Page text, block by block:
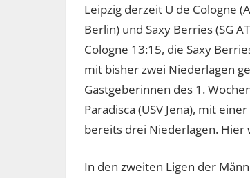
Leipzig derzeit U de Cologne
Berlin) und Saxy Berries (SG
Cologne 13:15, die Saxy
mit bisher zwei Niederlagen
Gastgeberinnen des 1.
Paradisca (USV Jena), mit
bereits drei Niederlagen. Hier
In den zweiten Ligen der